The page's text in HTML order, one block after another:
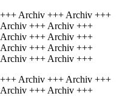
Archiv +++ Archiv +++
+++ Archiv +++
+++ Archiv +++
+++ Archiv +++
+++ Archiv +++
Archiv +++ Archiv +++
+++ Archiv +++